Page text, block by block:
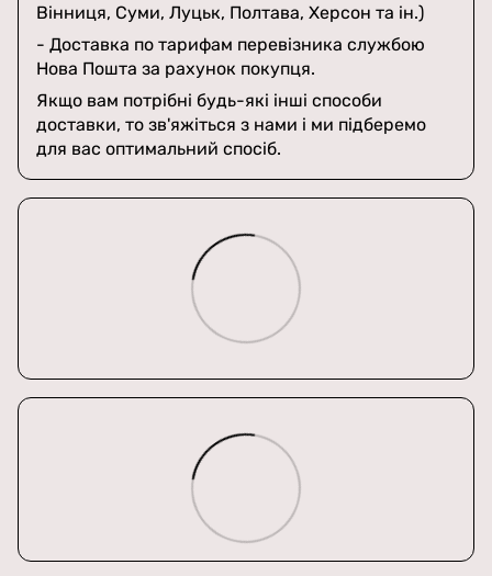
Вінниця, Суми, Луцьк, Полтава, Херсон та ін.)
- Доставка по тарифам перевізника службою
Нова Пошта за рахунок покупця.
Якщо вам потрібні будь-які інші способи
доставки, то зв'яжіться з нами і ми підберемо
для вас оптимальний спосіб.